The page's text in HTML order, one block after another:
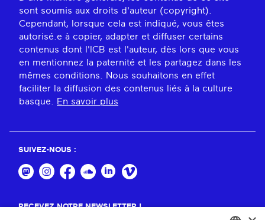
sont soumis aux droits d'auteur (copyright).
Cependant, lorsque cela est indiqué, vous êtes
autorisé.e à copier, adapter et diffuser certains
contenus dont l'ICB est l'auteur, dès lors que vous
en mentionnez la paternité et les partagez dans les
mêmes conditions. Nous souhaitons en effet
faciliter la diffusion des contenus liés à la culture
basque. En savoir plus
SUIVEZ-NOUS :
RECEVEZ NOTRE NEWSLETTER !